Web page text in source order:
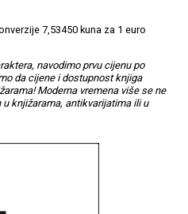
7,53450 kuna za 1 euro
navodimo prvu cijenu po
da cijene i dostupnost knjiga
Moderna vremena više se ne
knjižarama, antikvarijatima ili u